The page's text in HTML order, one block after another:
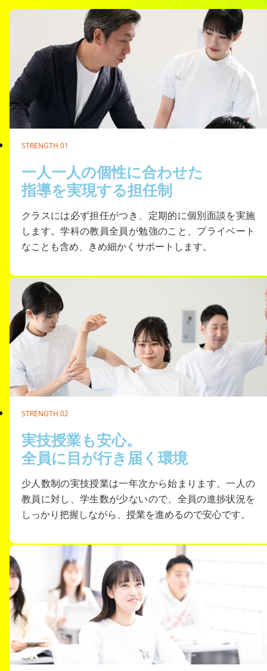
STRENGTH 01
一人一人の個性に合わせた
指導を実現する担任制
クラスには必ず担任がつき、定期的に個別面談を実施
します。学科の教員全員が勉強のこと、プライベート
なことも含め、きめ細かくサポートします。
STRENGTH 02
実技授業も安心。
全員に目が行き届く環境
少人数制の実技授業は一年次から始まります。一人の
教員に対し、学生数が少ないので、全員の進捗状況を
しっかり把握しながら、授業を進めるので安心です。